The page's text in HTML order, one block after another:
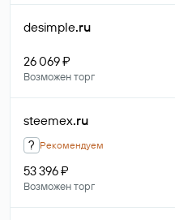
desimple.ru
26 069 ₽
Возможен торг
steemex.ru
? Рекомендуем
53 396 ₽
Возможен торг